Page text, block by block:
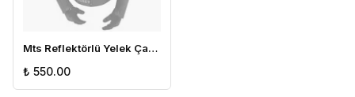
Mts Reflektörlü Yelek Çanta
₺ 550.00